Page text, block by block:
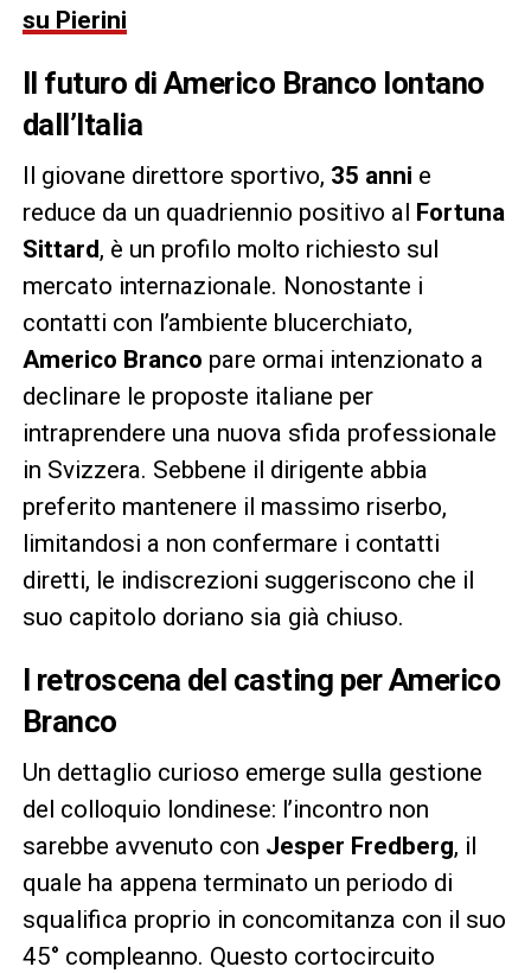
su Pierini
Il futuro di Americo Branco lontano
dall’Italia
Il giovane direttore sportivo, 35 anni e
reduce da un quadriennio positivo al Fortuna
Sittard, è un profilo molto richiesto sul
mercato internazionale. Nonostante i
contatti con l’ambiente blucerchiato,
Americo Branco pare ormai intenzionato a
declinare le proposte italiane per
intraprendere una nuova sfida professionale
in Svizzera. Sebbene il dirigente abbia
preferito mantenere il massimo riserbo,
limitandosi a non confermare i contatti
diretti, le indiscrezioni suggeriscono che il
suo capitolo doriano sia già chiuso.
I retroscena del casting per Americo
Branco
Un dettaglio curioso emerge sulla gestione
del colloquio londinese: l’incontro non
sarebbe avvenuto con Jesper Fredberg, il
quale ha appena terminato un periodo di
squalifica proprio in concomitanza con il suo
45° compleanno. Questo cortocircuito